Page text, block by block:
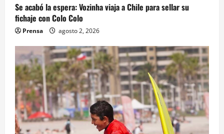
Se acabó la espera: Vozinha viaja a Chile para sellar su
fichaje con Colo Colo
Prensa agosto 2, 2026